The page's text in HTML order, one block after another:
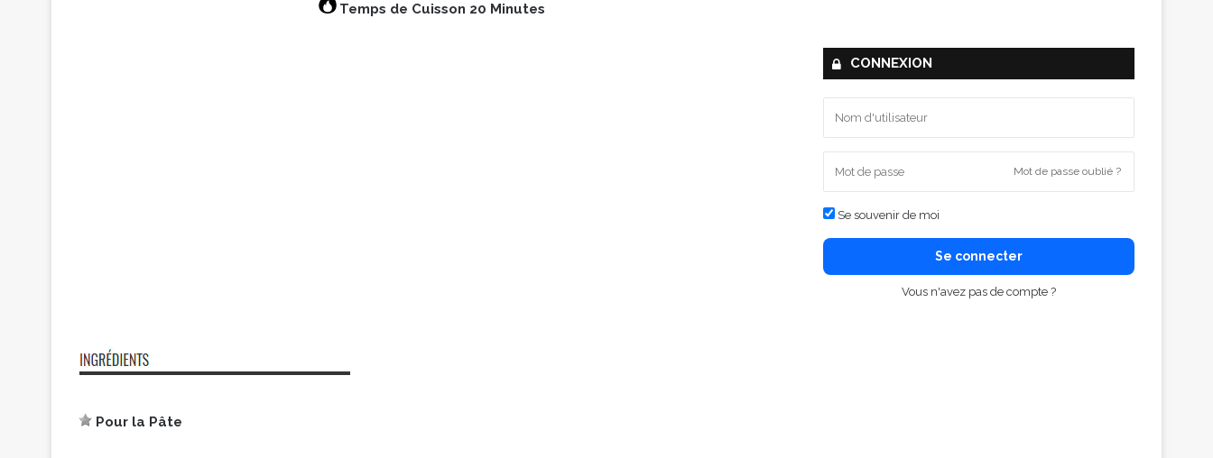
Temps de Cuisson 20 Minutes
Pour la Pâte
CONNEXION
Mot de passe oublié ?
Se souvenir de moi
Se connecter
Vous n'avez pas de compte ?